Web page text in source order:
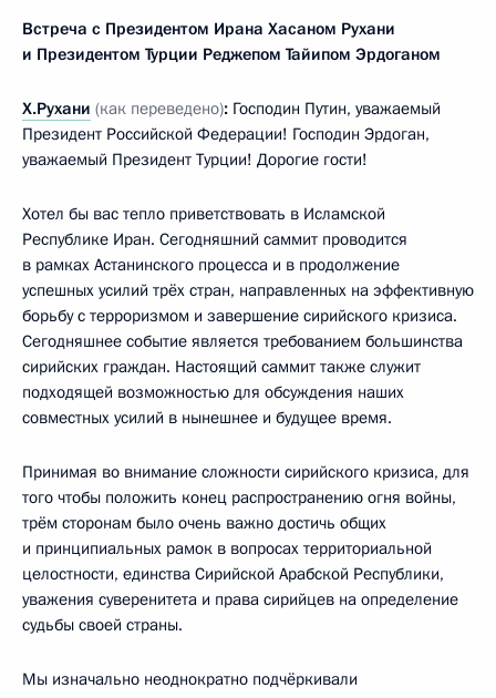
Встреча с Президентом Ирана Хасаном Рухани
и Президентом Турции Реджепом Тайипом Эрдоганом
Х.Рухани (как переведено): Господин Путин, уважаемый
Президент Российской Федерации! Господин Эрдоган,
уважаемый Президент Турции! Дорогие гости!
Хотел бы вас тепло приветствовать в Исламской
Республике Иран. Сегодняшний саммит проводится
в рамках Астанинского процесса и в продолжение
успешных усилий трёх стран, направленных на эффективную
борьбу с терроризмом и завершение сирийского кризиса.
Сегодняшнее событие является требованием большинства
сирийских граждан. Настоящий саммит также служит
подходящей возможностью для обсуждения наших
совместных усилий в нынешнее и будущее время.
Принимая во внимание сложности сирийского кризиса, для
того чтобы положить конец распространению огня войны,
трём сторонам было очень важно достичь общих
и принципиальных рамок в вопросах территориальной
целостности, единства Сирийской Арабской Республики,
уважения суверенитета и права сирийцев на определение
судьбы своей страны.
Мы изначально неоднократно подчёркивали